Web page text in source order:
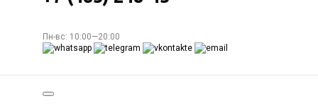
Пн-вс: 10:00—20:00